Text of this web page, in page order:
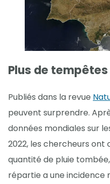
Plus de
Publiés dans la revue
peuvent surprendre.
données mondiales sur
2022, les chercheurs ont
quantité de pluie
répartie a une incidence